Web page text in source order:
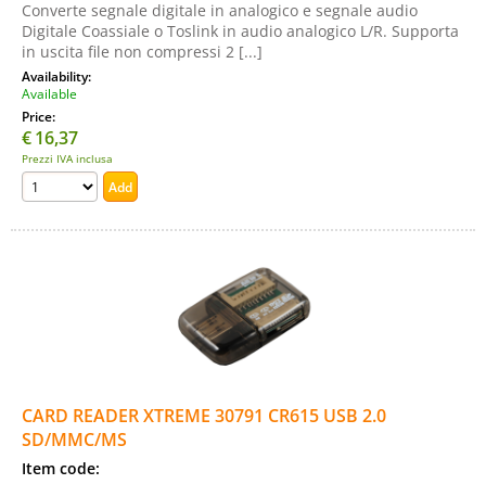
Converte segnale digitale in analogico e segnale audio
Digitale Coassiale o Toslink in audio analogico L/R. Supporta
in uscita file non compressi 2 [...]
Availability:
Available
Price:
€16,37
Prezzi IVA inclusa
CARD READER XTREME 30791 CR615 USB 2.0
SD/MMC/MS
Item code: